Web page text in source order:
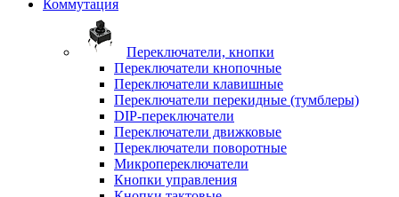
Коммутация
Переключатели, кнопки
Переключатели кнопочные
Переключатели клавишные
Переключатели перекидные (тумблеры)
DIP-переключатели
Переключатели движковые
Переключатели поворотные
Микропереключатели
Кнопки управления